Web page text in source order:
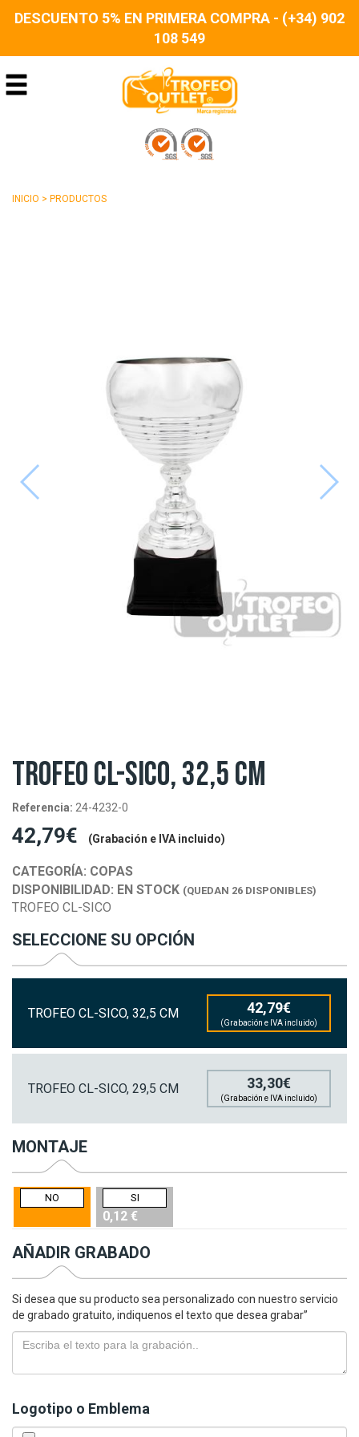
DESCUENTO 5% EN PRIMERA COMPRA - (+34) 902
108 549
INICIO > PRODUCTOS
TROFEO CL-SICO, 32,5 CM
Referencia: 24-4232-0
42,79€ (Grabación e IVA incluido)
CATEGORÍA: COPAS
DISPONIBILIDAD: EN STOCK (QUEDAN 26 DISPONIBLES)
TROFEO CL-SICO
SELECCIONE SU OPCIÓN
TROFEO CL-SICO, 32,5 CM 42,79€
(Grabación e IVA incluido)
TROFEO CL-SICO, 29,5 CM 33,30€
(Grabación e IVA incluido)
MONTAJE
NO SI
0,12 €
AÑADIR GRABADO
Si desea que su producto sea personalizado con nuestro servicio
de grabado gratuito, indiquenos el texto que desea grabar”
Logotipo o Emblema